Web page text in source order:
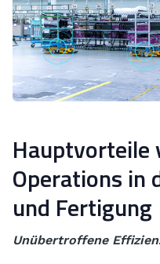
Hauptvorteile
Operations in
und Fertigung
Unübertroffene